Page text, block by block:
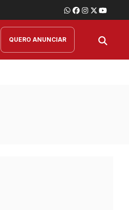
QUERO ANUNCIAR